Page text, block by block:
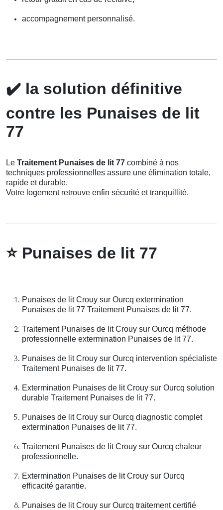
accompagnement personnalisé.
✔️ la solution définitive
contre les Punaises de lit
77
Le Traitement Punaises de lit 77 combiné à nos
techniques professionnelles assure une élimination totale,
rapide et durable.
Votre logement retrouve enfin sécurité et tranquillité.
⭐Punaises de lit 77
Punaises de lit Crouy sur Ourcq extermination
Punaises de lit 77 Traitement Punaises de lit 77.
Traitement Punaises de lit Crouy sur Ourcq méthode
professionnelle extermination Punaises de lit 77.
Punaises de lit Crouy sur Ourcq intervention spécialiste
Traitement Punaises de lit 77.
Extermination Punaises de lit Crouy sur Ourcq solution
durable Traitement Punaises de lit 77.
Punaises de lit Crouy sur Ourcq diagnostic complet
extermination Punaises de lit 77.
Traitement Punaises de lit Crouy sur Ourcq chaleur
professionnelle.
Extermination Punaises de lit Crouy sur Ourcq
efficacité garantie.
Punaises de lit Crouy sur Ourcq traitement certifié